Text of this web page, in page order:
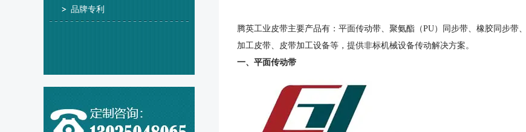
品牌专利
腾英工业皮带主要产品有：平面传动带、聚氨酯（PU）同步带、橡胶同步
加工皮带、皮带加工设备等，提供非标机械设备传动解决方案。
一、平面传动带